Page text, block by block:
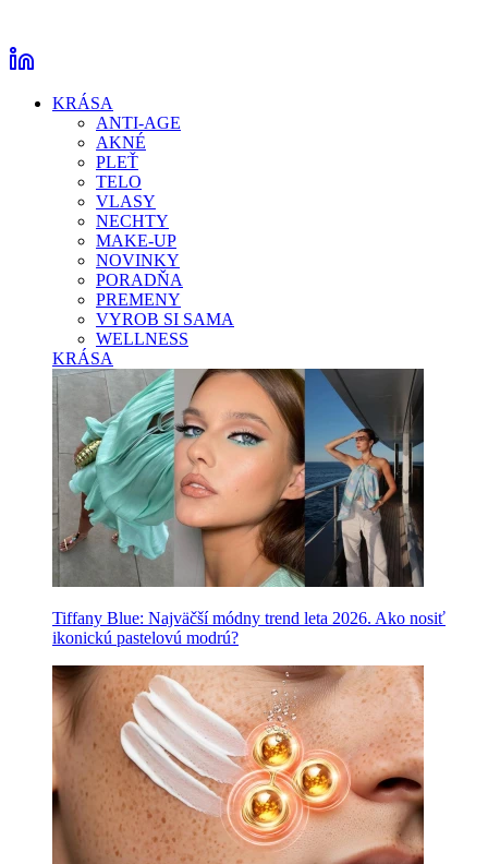
KRÁSA
ANTI-AGE
AKNÉ
PLEŤ
TELO
VLASY
NECHTY
MAKE-UP
NOVINKY
PORADŇA
PREMENY
VYROB SI SAMA
WELLNESS
KRÁSA
Tiffany Blue: Najväčší módny trend leta 2026. Ako nosiť
ikonickú pastelovú modrú?